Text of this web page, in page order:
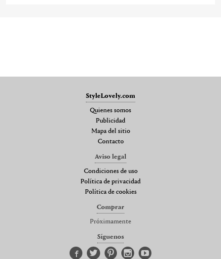
StyleLovely.com
Quienes somos
Publicidad
Mapa del sitio
Contacto
Aviso legal
Condiciones de uso
Política de privacidad
Política de cookies
Comprar
Próximamente
Síguenos